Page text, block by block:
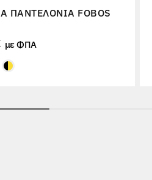
ΠΑΝΤΕΛΌΝΙΑ FOBOS
με ΦΠΑ